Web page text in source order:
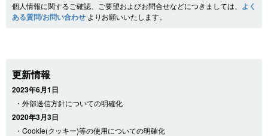
個人情報に関するご確認、ご要望およびお問合せなどにつきましては、 よく
ある質問/お問い合わせよりお願いいたします。
更新情報
2023年6月1日
・外部送信方針についての明確化
2020年3月3日
・Cookie(クッキー)等の使用についての明確化